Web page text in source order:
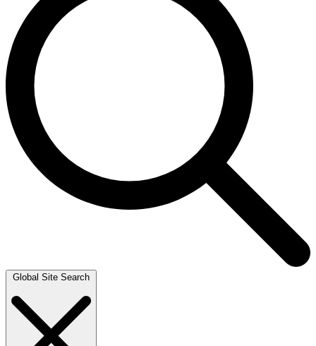
Global Site Search